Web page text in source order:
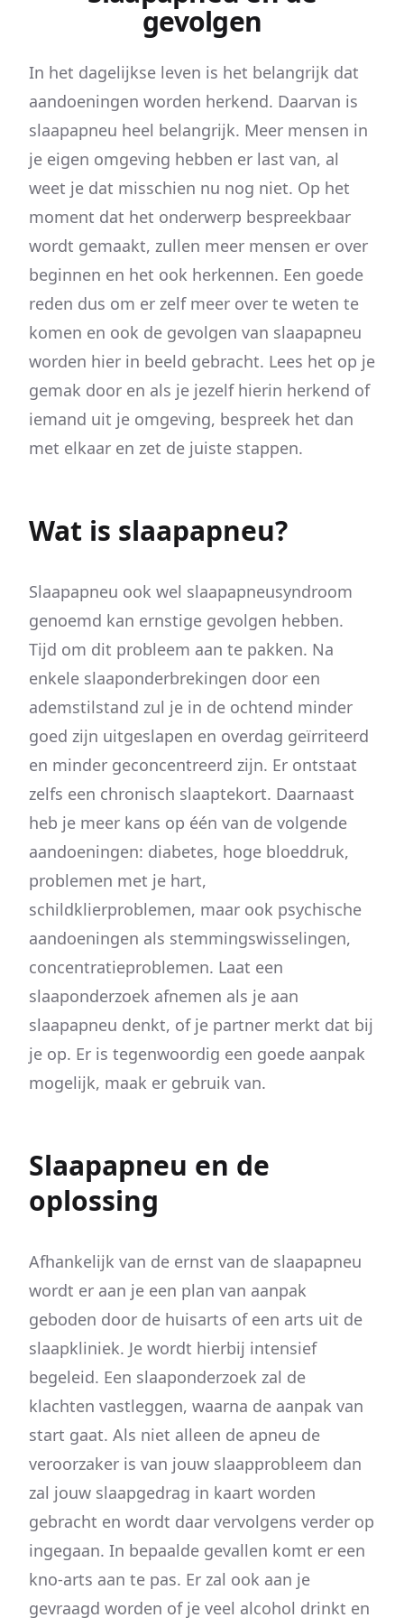
gevolgen
In het dagelijkse leven is het belangrijk dat
aandoeningen worden herkend. Daarvan is
slaapapneu heel belangrijk. Meer mensen in
je eigen omgeving hebben er last van, al
weet je dat misschien nu nog niet. Op het
moment dat het onderwerp bespreekbaar
wordt gemaakt, zullen meer mensen er over
beginnen en het ook herkennen. Een goede
reden dus om er zelf meer over te weten te
komen en ook de gevolgen van slaapapneu
worden hier in beeld gebracht. Lees het op je
gemak door en als je jezelf hierin herkend of
iemand uit je omgeving, bespreek het dan
met elkaar en zet de juiste stappen.
Wat is slaapapneu?
Slaapapneu ook wel slaapapneusyndroom
genoemd kan ernstige gevolgen hebben.
Tijd om dit probleem aan te pakken. Na
enkele slaaponderbrekingen door een
ademstilstand zul je in de ochtend minder
goed zijn uitgeslapen en overdag geïrriteerd
en minder geconcentreerd zijn. Er ontstaat
zelfs een chronisch slaaptekort. Daarnaast
heb je meer kans op één van de volgende
aandoeningen: diabetes, hoge bloeddruk,
problemen met je hart,
schildklierproblemen, maar ook psychische
aandoeningen als stemmingswisselingen,
concentratieproblemen. Laat een
slaaponderzoek afnemen als je aan
slaapapneu denkt, of je partner merkt dat bij
je op. Er is tegenwoordig een goede aanpak
mogelijk, maak er gebruik van.
Slaapapneu en de
oplossing
Afhankelijk van de ernst van de slaapapneu
wordt er aan je een plan van aanpak
geboden door de huisarts of een arts uit de
slaapkliniek. Je wordt hierbij intensief
begeleid. Een slaaponderzoek zal de
klachten vastleggen, waarna de aanpak van
start gaat. Als niet alleen de apneu de
veroorzaker is van jouw slaapprobleem dan
zal jouw slaapgedrag in kaart worden
gebracht en wordt daar vervolgens verder op
ingegaan. In bepaalde gevallen komt er een
kno-arts aan te pas. Er zal ook aan je
gevraagd worden of je veel alcohol drinkt en